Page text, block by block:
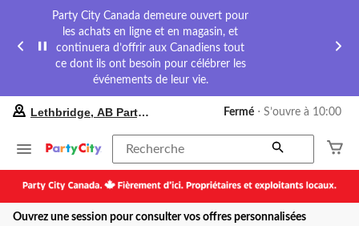
Party City Canada demeure ouvert pour
les achats en ligne et en magasin, et
continuera d’offrir aux Canadiens tout
ce dont ils ont besoin pour célébrer les
événements de leur vie.
préféré
Lethbridge,
Party
City,
courament
Lethbridge, AB Party City Fermé ⋅ S’ouvre à 10:00
Recherche
Ouvrez une session pour consulter vos offres personnalisées